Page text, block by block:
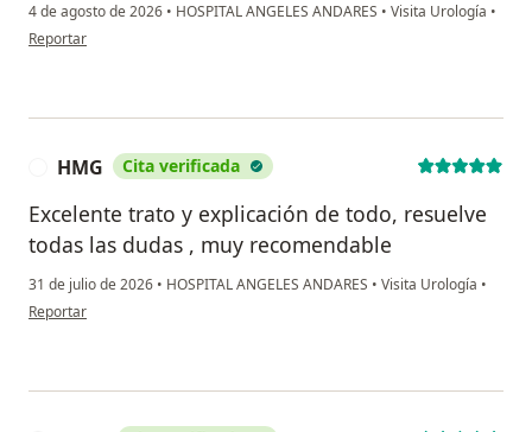
4 de agosto de 2026 • HOSPITAL ANGELES ANDARES • Visita Urología •
en opinión del usuario Jasr
Reportar
HMG Cita verificada
Excelente trato y explicación de todo, resuelve
todas las dudas , muy recomendable
31 de julio de 2026 • HOSPITAL ANGELES ANDARES • Visita Urología •
en opinión del usuario HMG
Reportar